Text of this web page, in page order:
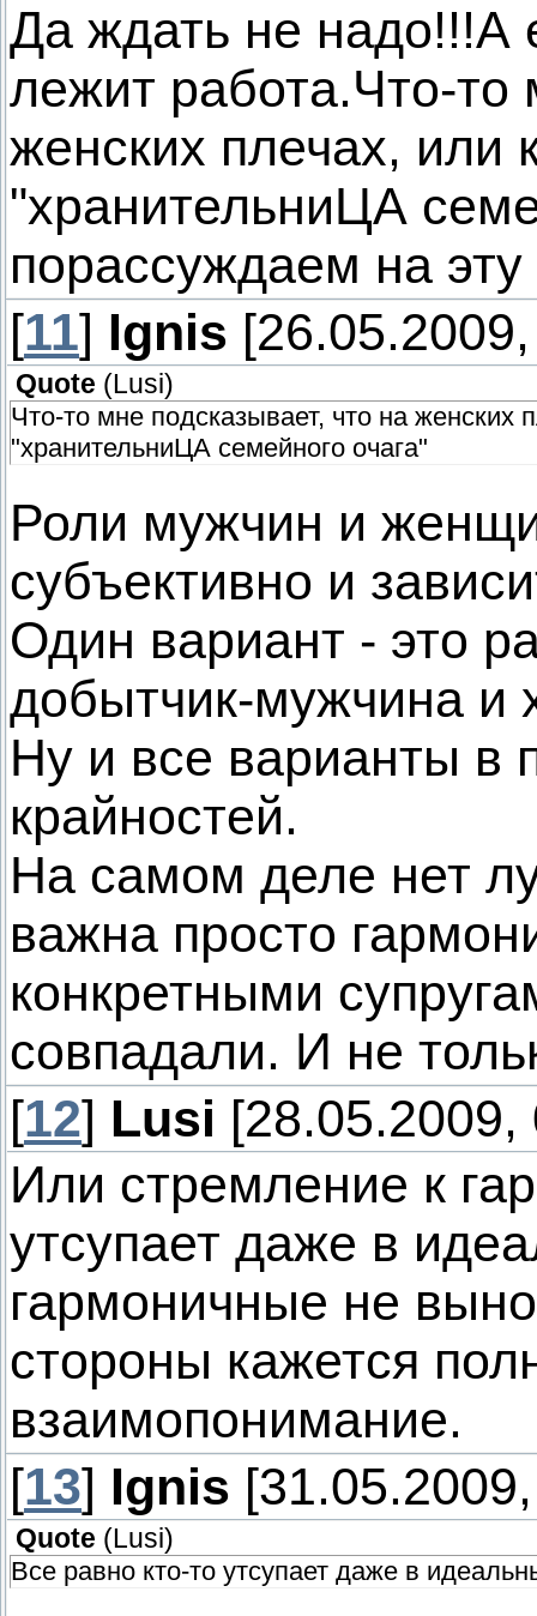
Да ждать не надо!!!А
лежит работа.Что-то
женских плечах, или
"хранительниЦА
порассуждаем на эту
[11] Ignis
Quote (Lusi)
Что-то мне подсказывает, что на женских
"хранительниЦА семейного очага"
Роли мужчин и
субъективно и
Один вариант - это
добытчик-мужчина и
Ну и все варианты в
крайностей.
На самом деле нет
важна просто
конкретными
совпадали. И не
[12] Lusi [28.05.2009,
Или стремление к
утсупает даже в
гармоничные не
стороны кажется
взаимопонимание.
[13] Ignis
Quote (Lusi)
Все равно кто-то утсупает даже в